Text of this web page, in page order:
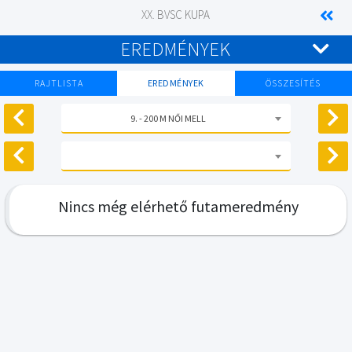
XX. BVSC KUPA
EREDMÉNYEK
RAJTLISTA EREDMÉNYEK ÖSSZESÍTÉS
9. - 200 M NŐI MELL
Nincs még elérhető futameredmény